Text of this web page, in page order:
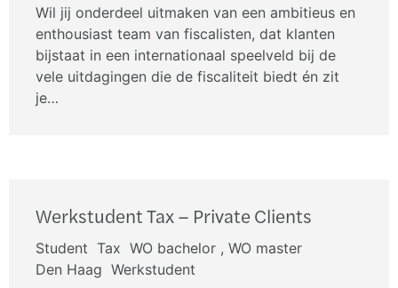
Wil jij onderdeel uitmaken van een ambitieus en
enthousiast team van fiscalisten, dat klanten
bijstaat in een internationaal speelveld bij de
vele uitdagingen die de fiscaliteit biedt én zit
je…
Werkstudent Tax – Private Clients
Student Tax WO bachelor , WO master
Den Haag Werkstudent